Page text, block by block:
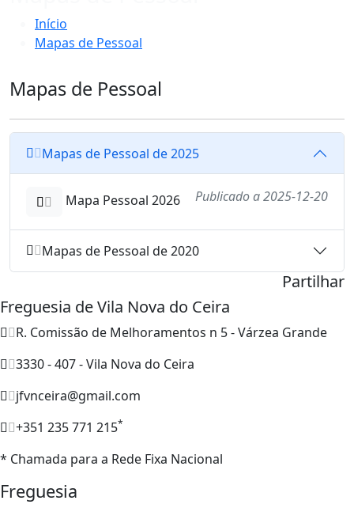
Início
Mapas de Pessoal
Mapas de Pessoal
Mapas de Pessoal de 2025
Mapa Pessoal 2026 Publicado a 2025-12-20
Mapas de Pessoal de 2020
Partilhar
Freguesia de Vila Nova do Ceira
R. Comissão de Melhoramentos n 5 - Várzea Grande
3330 - 407 - Vila Nova do Ceira
jfvnceira@gmail.com
+351 235 771 215*
* Chamada para a Rede Fixa Nacional
Freguesia